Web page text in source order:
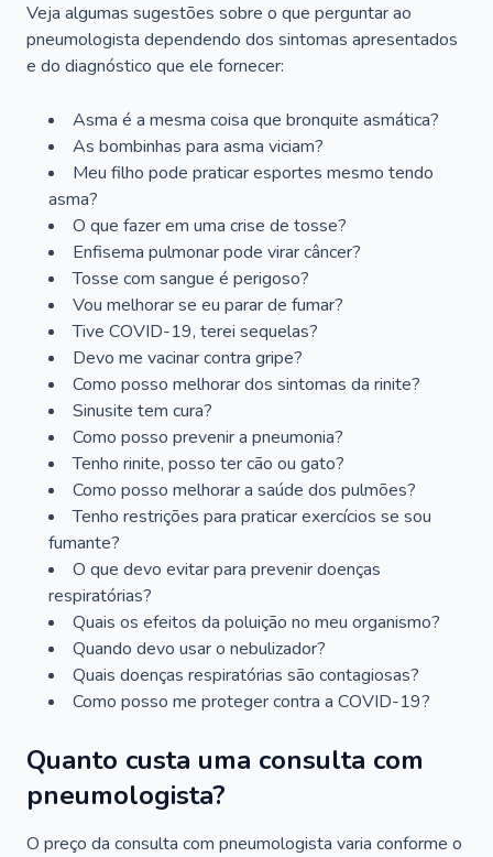
Veja algumas sugestões sobre o que perguntar ao
pneumologista dependendo dos sintomas apresentados
e do diagnóstico que ele fornecer:
Asma é a mesma coisa que bronquite asmática?
As bombinhas para asma viciam?
Meu filho pode praticar esportes mesmo tendo
asma?
O que fazer em uma crise de tosse?
Enfisema pulmonar pode virar câncer?
Tosse com sangue é perigoso?
Vou melhorar se eu parar de fumar?
Tive COVID-19, terei sequelas?
Devo me vacinar contra gripe?
Como posso melhorar dos sintomas da rinite?
Sinusite tem cura?
Como posso prevenir a pneumonia?
Tenho rinite, posso ter cão ou gato?
Como posso melhorar a saúde dos pulmões?
Tenho restrições para praticar exercícios se sou
fumante?
O que devo evitar para prevenir doenças
respiratórias?
Quais os efeitos da poluição no meu organismo?
Quando devo usar o nebulizador?
Quais doenças respiratórias são contagiosas?
Como posso me proteger contra a COVID-19?
Quanto custa uma consulta com
pneumologista?
O preço da consulta com pneumologista varia conforme o